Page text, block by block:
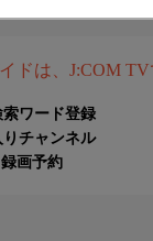
ドは、J:COM
索ワード登録
りチャンネル
画予約